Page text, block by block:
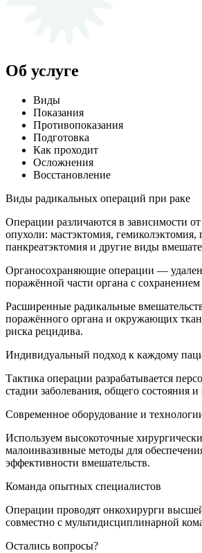
Об услуге
Виды
Показания
Противопоказания
Подготовка
Как проходит
Осложнения
Восстановление
Виды радикальных операций при раке
Операции различаются в зависимости
опухоли: мастэктомия, гемиколэктомия,
панкреатэктомия и другие виды
Органосохраняющие операции —
поражённой части органа с
Расширенные радикальные
поражённого органа и окружающих
риска рецидива.
Индивидуальный подход к каждому
Тактика операции разрабатывается
стадии заболевания, общего состояния
Современное оборудование и
Используем высокоточные
малоинвазивные методы для
эффективности вмешательств.
Команда опытных специалистов
Операции проводят онкохирурги
совместно с мультидисциплинарной
Остались вопросы?